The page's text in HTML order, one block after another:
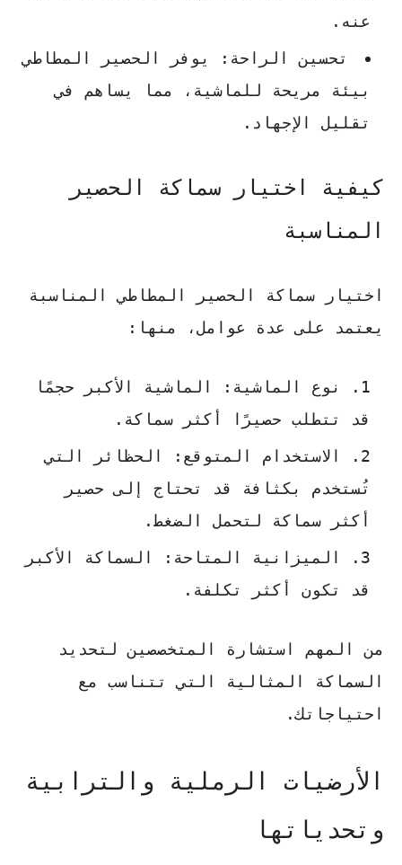
عنه.
تحسين الراحة : يوفر الحصير المطاطي
بيئة مريحة للماشية، مما يساهم في
تقليل الإجهاد.
كيفية اختيار سماكة الحصير
المناسبة
اختيار سماكة الحصير المطاطي المناسبة
يعتمد على عدة عوامل، منها:
نوع الماشية : الماشية الأكبر حجمًا
قد تتطلب حصيرًا أكثر سماكة.
الاستخدام المتوقع : الحظائر التي
تُستخدم بكثافة قد تحتاج إلى حصير
أكثر سماكة لتحمل الضغط.
الميزانية المتاحة : السماكة الأكبر
قد تكون أكثر تكلفة.
من المهم استشارة المتخصصين لتحديد
السماكة المثالية التي تتناسب مع
احتياجاتك.
الأرضيات الرملية والترابية
وتحدياتها